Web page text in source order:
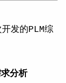
发的PLM综
分析